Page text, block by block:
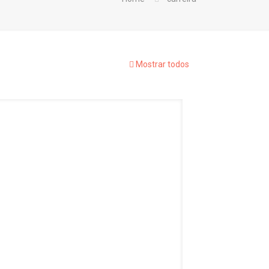
Mostrar todos